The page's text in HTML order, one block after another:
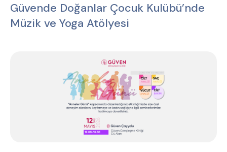
Güvende Doğanlar Çocuk Kulübü’nde
Müzik ve Yoga Atölyesi